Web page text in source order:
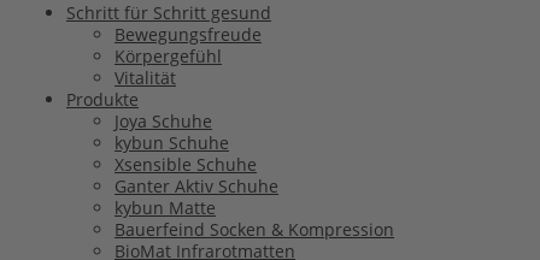
Schritt für Schritt gesund
Bewegungsfreude
Körpergefühl
Vitalität
Produkte
Joya Schuhe
kybun Schuhe
Xsensible Schuhe
Ganter Aktiv Schuhe
kybun Matte
Bauerfeind Socken & Kompression
BioMat Infrarotmatten